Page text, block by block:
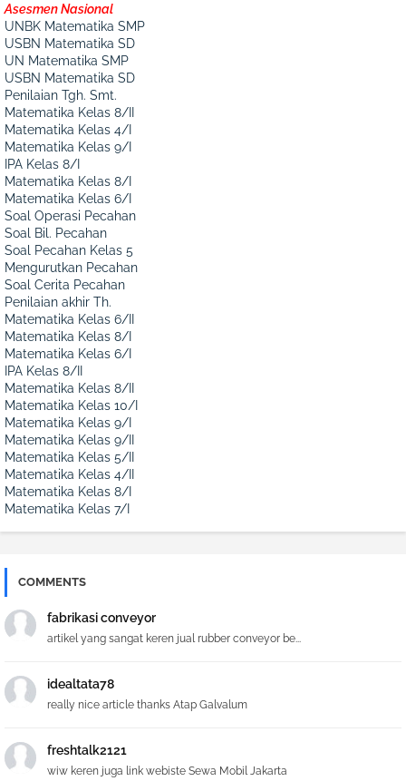
Asesmen Nasional
UNBK Matematika SMP
USBN Matematika SD
UN Matematika SMP
USBN Matematika SD
Penilaian Tgh. Smt.
Matematika Kelas 8/II
Matematika Kelas 4/I
Matematika Kelas 9/I
IPA Kelas 8/I
Matematika Kelas 8/I
Matematika Kelas 6/I
Soal Operasi Pecahan
Soal Bil. Pecahan
Soal Pecahan Kelas 5
Mengurutkan Pecahan
Soal Cerita Pecahan
Penilaian akhir Th.
Matematika Kelas 6/II
Matematika Kelas 8/I
Matematika Kelas 6/I
IPA Kelas 8/II
Matematika Kelas 8/II
Matematika Kelas 10/I
Matematika Kelas 9/I
Matematika Kelas 9/II
Matematika Kelas 5/II
Matematika Kelas 4/II
Matematika Kelas 8/I
Matematika Kelas 7/I
COMMENTS
fabrikasi conveyor
artikel yang sangat keren jual rubber conveyor be...
idealtata78
really nice article thanks Atap Galvalum
freshtalk2121
wiw keren juga link webiste Sewa Mobil Jakarta